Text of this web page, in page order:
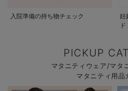
入院準備の持ち物チェック
妊
ド
PICKUP
マタニティウェア/マタ
マタニティ用品